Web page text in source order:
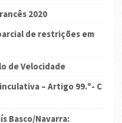
2020
de restrições em
de Velocidade
– Artigo 99.º- C
Basco/Navarra: